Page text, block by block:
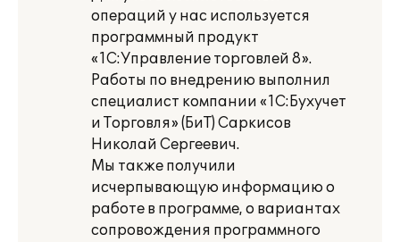
операций у нас используется
программный продукт
«1С:Управление торговлей 8».
Работы по внедрению выполнил
специалист компании «1С:Бухучет
и Торговля» (БиТ) Саркисов
Николай Сергеевич.
Мы также получили
исчерпывающую информацию о
работе в программе, о вариантах
сопровождения программного